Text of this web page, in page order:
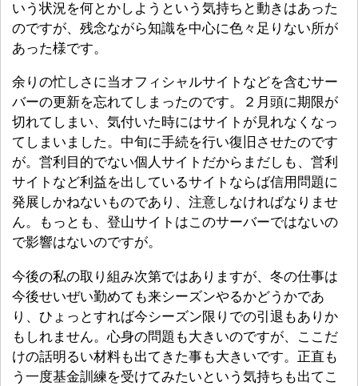
いう状況を何とかしようという気持ちと動きはあった
のですが、残念ながら知識を中心に色々足りない所が
あった様です。
余りの忙しさに当オフィシャルサイトなどを含むサー
バーの更新を忘れてしまったのです。２月頭に期限が
切れてしまい、気付いた時にはサイトが見れなくなっ
てしまいました。中旬に手続を行い復旧させたのです
が。営利目的でない個人サイトだからまだしも、営利
サイトなど利益を出しているサイトならば信用問題に
発展しかねないものであり、注意しなければなりませ
ん。もっとも、登山サイトはこのサーバーではないの
で影響はないのですが。
今後の私の取り組み次第ではありますが、冬の仕事は
今後せいぜい勤めても来シーズンやるかどうかであ
り、ひょっとすれば今シーズン限りでの引退もありか
もしれません。心身の問題も大きいのですが、ここだ
けの話明るい材料も出てきた事も大きいです。正直も
う一度基金訓練を受けてみたいという気持ちも出てこ